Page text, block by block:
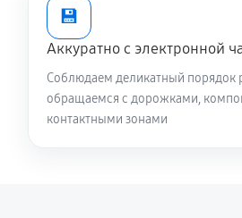
💾
Аккуратно с электронной
Соблюдаем деликатный порядок
обращаемся с дорожками,
контактными зонами